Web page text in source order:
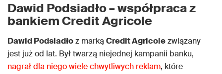
Dawid Podsiadło – współpraca z
bankiem Credit Agricole
Dawid Podsiadłoz markąCredit Agricolezwiązany
jest już od lat. Był twarzą niejednej kampanii banku,
nagrał dla niego wiele chwytliwych reklam, które